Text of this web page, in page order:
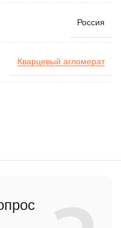
Россия
Кварцевый агломерат